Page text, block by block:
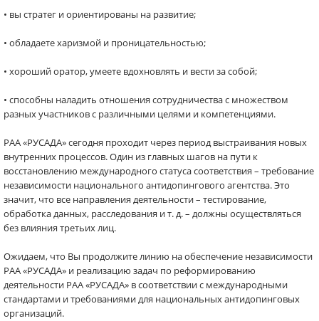
• вы стратег и ориентированы на развитие;
• обладаете харизмой и проницательностью;
• хороший оратор, умеете вдохновлять и вести за собой;
• способны наладить отношения сотрудничества с множеством
разных участников с различными целями и компетенциями.
РАА «РУСАДА» сегодня проходит через период выстраивания новых
внутренних процессов. Один из главных шагов на пути к
восстановлению международного статуса соответствия – требование
независимости национального антидопингового агентства. Это
значит, что все направления деятельности – тестирование,
обработка данных, расследования и т. д. – должны осуществляться
без влияния третьих лиц.
Ожидаем, что Вы продолжите линию на обеспечение независимости
РАА «РУСАДА» и реализацию задач по реформированию
деятельности РАА «РУСАДА» в соответствии с международными
стандартами и требованиями для национальных антидопинговых
организаций.